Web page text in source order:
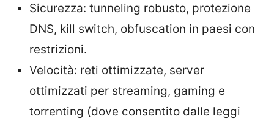
Sicurezza: tunneling robusto, protezione
DNS, kill switch, obfuscation in paesi con
restrizioni.
Velocità: reti ottimizzate, server
ottimizzati per streaming, gaming e
torrenting (dove consentito dalle leggi